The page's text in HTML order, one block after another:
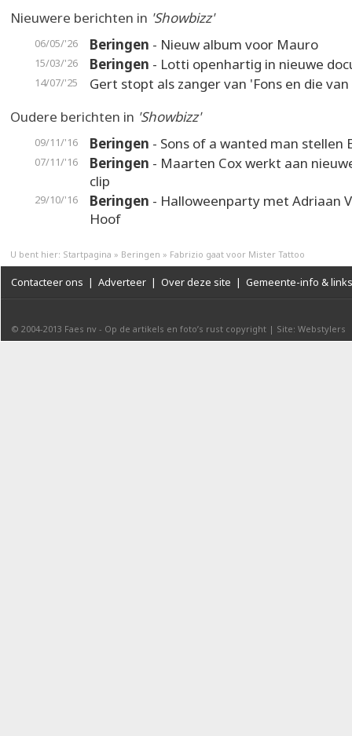
Nieuwere berichten in 'Showbizz'
06/05/'26 Beringen - Nieuw album voor Mauro
15/03/'26 Beringen - Lotti openhartig in nieuwe
14/07/'25
Gert stopt als zanger van 'Fons en die van
Oudere berichten in 'Showbizz'
09/11/'16 Beringen - Sons of a wanted man stellen
07/11/'16 Beringen - Maarten Cox werkt aan
clip
29/10/'16 Beringen - Halloweenparty met Adriaan
Hoof
U bent hier: Startpagina » Beringen » Fabrizio gaat voor Mister Tattoo
Contacteer ons | Adverteer | Over deze site | Gemeente-info & links
© 2004-2013 Faes nv - Op de artikels en foto’s rust copyright | Site: Webstylers